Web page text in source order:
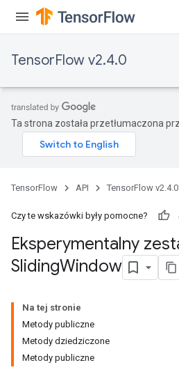
TensorFlow v2.4.0
Ta strona została przetłumaczona
TensorFlow API TensorFlow v2.4.0
Czy te wskazówki były pomocne?
Eksperymentalny
SlidingWindow
Na tej stronie
Metody publiczne
Metody dziedziczone
Metody publiczne